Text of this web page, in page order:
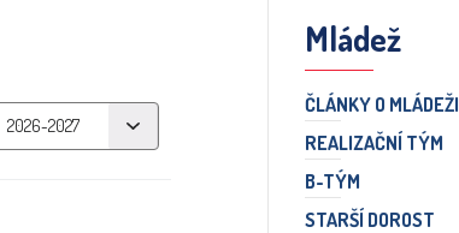
Mládež
ČLÁNKY O MLÁDEŽI
REALIZAČNÍ TÝM
B-TÝM
STARŠÍ DOROST